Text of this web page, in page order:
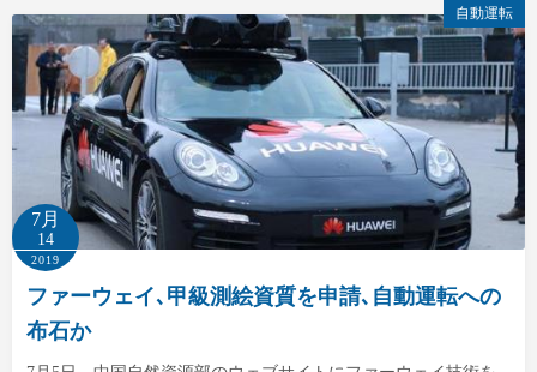
自動運転
7月
14
2019
ファーウェイ､甲級測絵資質を申請､自動運転への
布石か